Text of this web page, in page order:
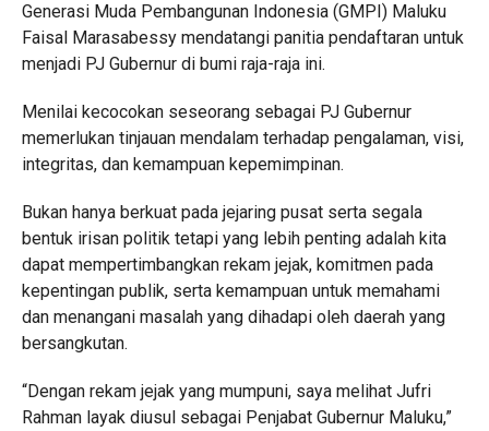
Generasi Muda Pembangunan Indonesia (GMPI) Maluku
Faisal Marasabessy mendatangi panitia pendaftaran untuk
menjadi PJ Gubernur di bumi raja-raja ini.
Menilai kecocokan seseorang sebagai PJ Gubernur
memerlukan tinjauan mendalam terhadap pengalaman, visi,
integritas, dan kemampuan kepemimpinan.
Bukan hanya berkuat pada jejaring pusat serta segala
bentuk irisan politik tetapi yang lebih penting adalah kita
dapat mempertimbangkan rekam jejak, komitmen pada
kepentingan publik, serta kemampuan untuk memahami
dan menangani masalah yang dihadapi oleh daerah yang
bersangkutan.
“Dengan rekam jejak yang mumpuni, saya melihat Jufri
Rahman layak diusul sebagai Penjabat Gubernur Maluku,”